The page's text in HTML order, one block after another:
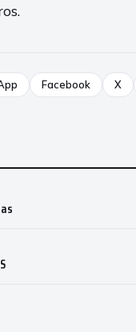
Facebook X